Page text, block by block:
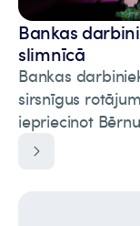
Bankas
slimnīcā
Bankas
sirsnīgus
iepriecinot